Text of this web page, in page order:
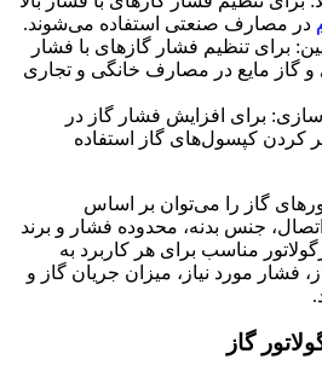
در مصارف صنعتی استفاده می‌شوند.
برای تنظیم فشار گازهای با فشار
و گاز مایع در مصارف خانگی و تجاری
برای افزایش فشار گاز در
کردن کپسول‌های گاز استفاده
گاز را می‌توان بر اساس
جنس بدنه، محدوده فشار و برند
مناسب برای هر کاربرد به
فشار مورد نیاز، میزان جریان گاز و
گاز